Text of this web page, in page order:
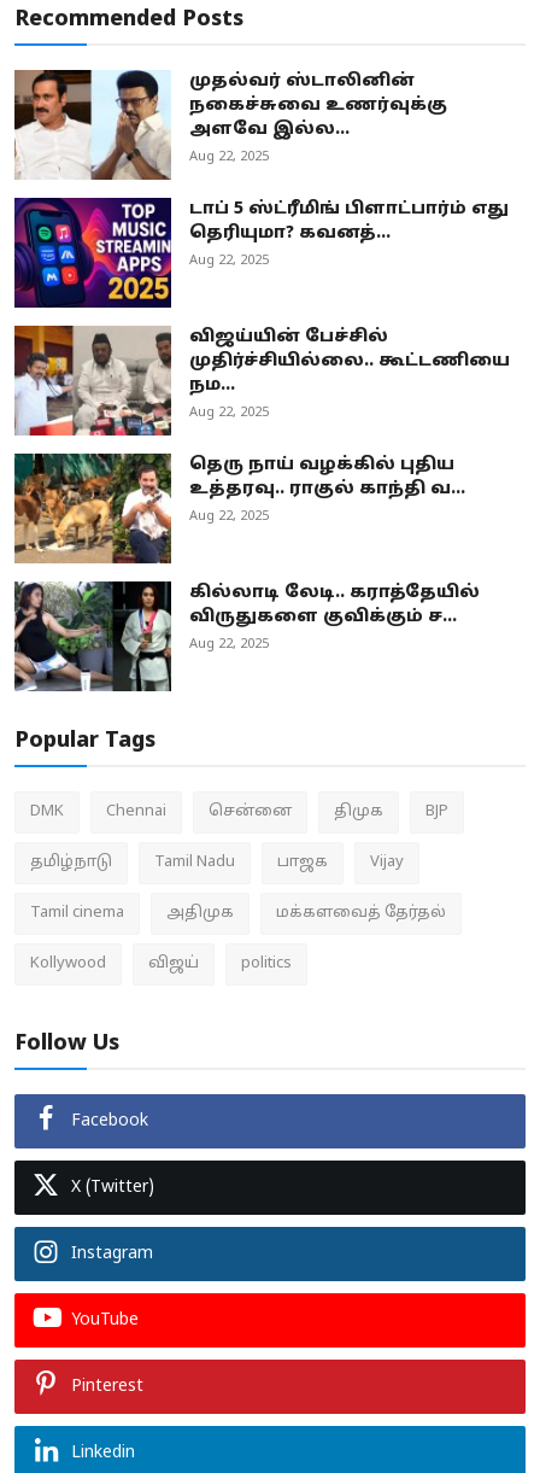
Recommended Posts
முதல்வர் ஸ்டாலினின்
நகைச்சுவை உணர்வுக்கு
அளவே இல்ல...
Aug 22, 2025
டாப் 5 ஸ்ட்ரீமிங் பிளாட்பார்ம் எது
தெரியுமா? கவனத்...
Aug 22, 2025
விஜய்யின் பேச்சில்
முதிர்ச்சியில்லை.. கூட்டணியை
நம...
Aug 22, 2025
தெரு நாய் வழக்கில் புதிய
உத்தரவு.. ராகுல் காந்தி வ...
Aug 22, 2025
கில்லாடி லேடி.. கராத்தேயில்
விருதுகளை குவிக்கும் ச...
Aug 22, 2025
Popular Tags
DMK Chennai சென்னை திமுக BJP
தமிழ்நாடு Tamil Nadu பாஜக Vijay
Tamil cinema அதிமுக மக்களவைத் தேர்தல்
Kollywood விஜய் politics
Follow Us
Facebook
X (Twitter)
Instagram
YouTube
Pinterest
Linkedin